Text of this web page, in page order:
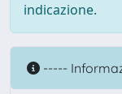
indicazione.
-----